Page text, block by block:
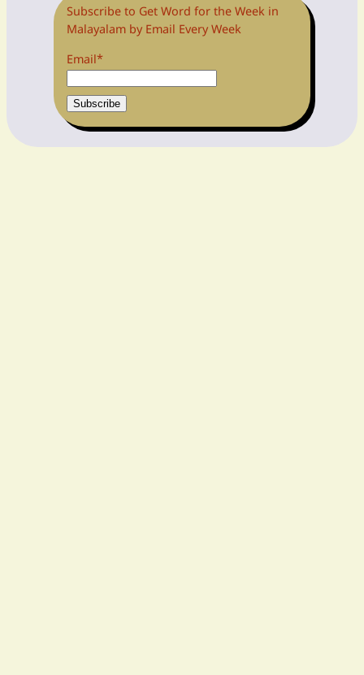
Subscribe to Get Word for the Week in
Malayalam by Email Every Week
Email*